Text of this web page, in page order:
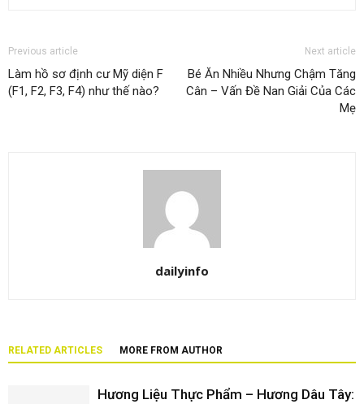
Previous article
Làm hồ sơ định cư Mỹ diện F
(F1, F2, F3, F4) như thế nào?
Next article
Bé Ăn Nhiều Nhưng Chậm Tăng
Cân – Vấn Đề Nan Giải Của Các
Mẹ
dailyinfo
RELATED ARTICLES MORE FROM AUTHOR
Hương Liệu Thực Phẩm – Hương Dâu Tây: